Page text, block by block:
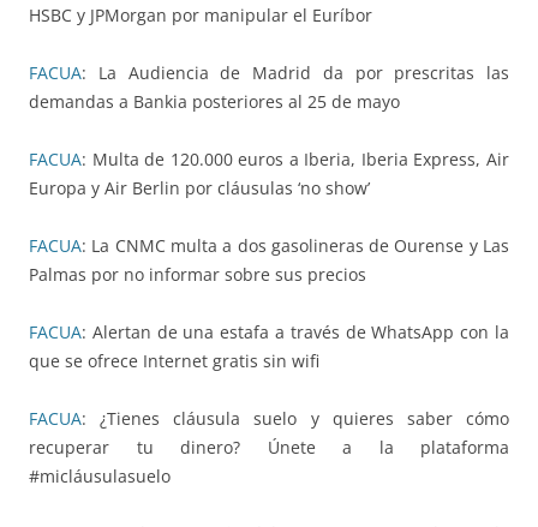
HSBC y JPMorgan por manipular el Euríbor
FACUA: La Audiencia de Madrid da por prescritas las
demandas a Bankia posteriores al 25 de mayo
FACUA: Multa de 120.000 euros a Iberia, Iberia Express, Air
Europa y Air Berlin por cláusulas ‘no show’
FACUA: La CNMC multa a dos gasolineras de Ourense y Las
Palmas por no informar sobre sus precios
FACUA: Alertan de una estafa a través de WhatsApp con la
que se ofrece Internet gratis sin wifi
FACUA: ¿Tienes cláusula suelo y quieres saber cómo
recuperar tu dinero? Únete a la plataforma
#micláusulasuelo